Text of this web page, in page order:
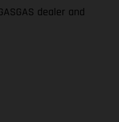
dealer and